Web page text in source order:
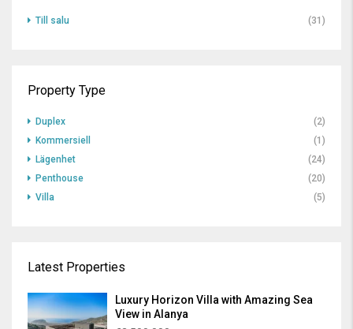
Till salu (31)
Property Type
Duplex
(2)
Kommersiell
(1)
Lägenhet
(24)
Penthouse
(20)
Villa
(5)
Latest Properties
Luxury Horizon Villa with Amazing Sea
View in Alanya